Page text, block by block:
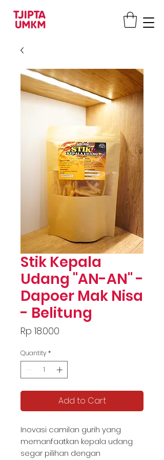
Stik Kepala
Udang "AN-AN" -
Dapoer Mak Nisa
- Belitung
Rp 18.000
Quantity *
Add to Cart
Inovasi camilan gurih yang
memanfaatkan kepala udang
segar pilihan dengan